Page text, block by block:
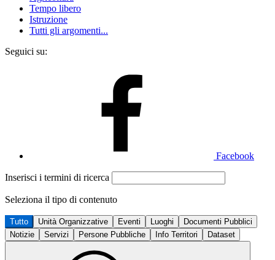
Tempo libero
Istruzione
Tutti gli argomenti...
Seguici su:
Facebook
Inserisci i termini di ricerca
Seleziona il tipo di contenuto
Tutto Unità Organizzative Eventi Luoghi
Documenti Pubblici
Notizie
Servizi Persone Pubbliche Info Territori Dataset